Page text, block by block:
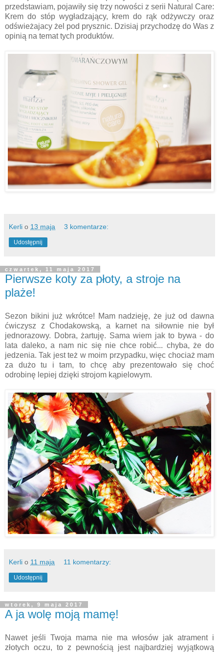
przedstawiam, pojawiły się trzy nowości z serii Natural Care:
Krem do stóp wygładzający, krem do rąk odżywczy oraz
odświeżajacy żel pod prysznic. Dzisiaj przychodzę do Was z
opinią na temat tych produktów.
Kerli o 13 maja 3 komentarze:
Udostępnij
czwartek, 11 maja 2017
Pierwsze koty za płoty, a stroje na
plaże!
Sezon bikini już wkrótce! Mam nadzieję, że już od dawna
ćwiczysz z Chodakowską, a karnet na siłownie nie był
jednorazowy. Dobra, żartuję. Sama wiem jak to bywa - do
lata daleko, a nam nic się nie chce robić... chyba, że do
jedzenia. Tak jest też w moim przypadku, więc chociaż mam
za dużo tu i tam, to chcę aby prezentowało się choć
odrobinę lepiej dzięki strojom kąpielowym.
Kerli o 11 maja 11 komentarzy:
Udostępnij
wtorek, 9 maja 2017
A ja wolę moją mamę!
Nawet jeśli Twoja mama nie ma włosów jak atrament i
złotych oczu, to z pewnością jest najbardziej wyjątkową